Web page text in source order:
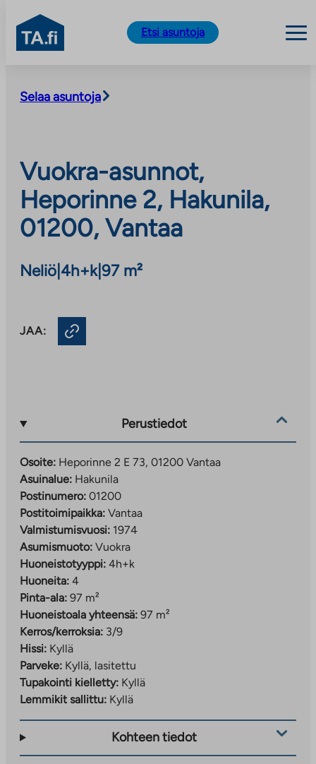
sisältöön
TA.fi
Etsi asuntoja
Selaa asuntoja
Vuokra-asunnot,
Heporinne 2, Hakunila,
01200, Vantaa
Neliö 4h+k|97 m²
JAA:
Perustiedot
Osoite: Heporinne 2 E 73, 01200 Vantaa
Asuinalue: Hakunila
Postinumero: 01200
Postitoimipaikka: Vantaa
Valmistumisvuosi: 1974
Asumismuoto: Vuokra
Huoneistotyyppi: 4h+k
Huoneita: 4
Pinta-ala: 97 m²
Huoneistoala yhteensä: 97 m²
Kerros/kerroksia: 3/9
Hissi: Kyllä
Parveke: Kyllä, lasitettu
Tupakointi kielletty: Kyllä
Lemmikit sallittu: Kyllä
Kohteen tiedot